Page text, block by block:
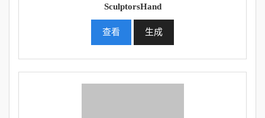
SculptorsHand
查看 生成